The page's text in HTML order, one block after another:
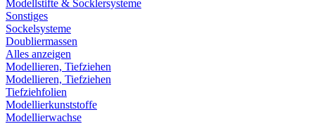
Modellstifte & Socklersysteme
Sonstiges
Sockelsysteme
Doubliermassen
Alles anzeigen
Modellieren, Tiefziehen
Modellieren, Tiefziehen
Tiefziehfolien
Modellierkunststoffe
Modellierwachse